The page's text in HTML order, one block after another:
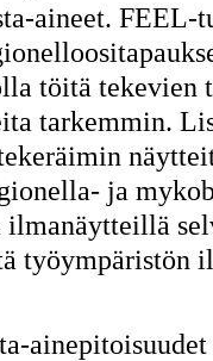
aineet.
töitä
tarkemmin.
ja
työympäristön